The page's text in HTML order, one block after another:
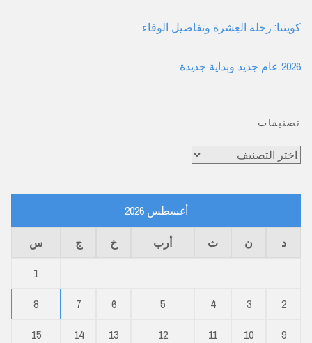
كويتنا: رحلة العِشرة وتفاصيل الوفاء
2026 عام جديد وبداية جديدة
تصنيفات
تصنيفات
أغسطس 2026
د ن ث أرب خ ج
س
1
2
3
4
5
6
7
8
9
10
11
12
13
14
15